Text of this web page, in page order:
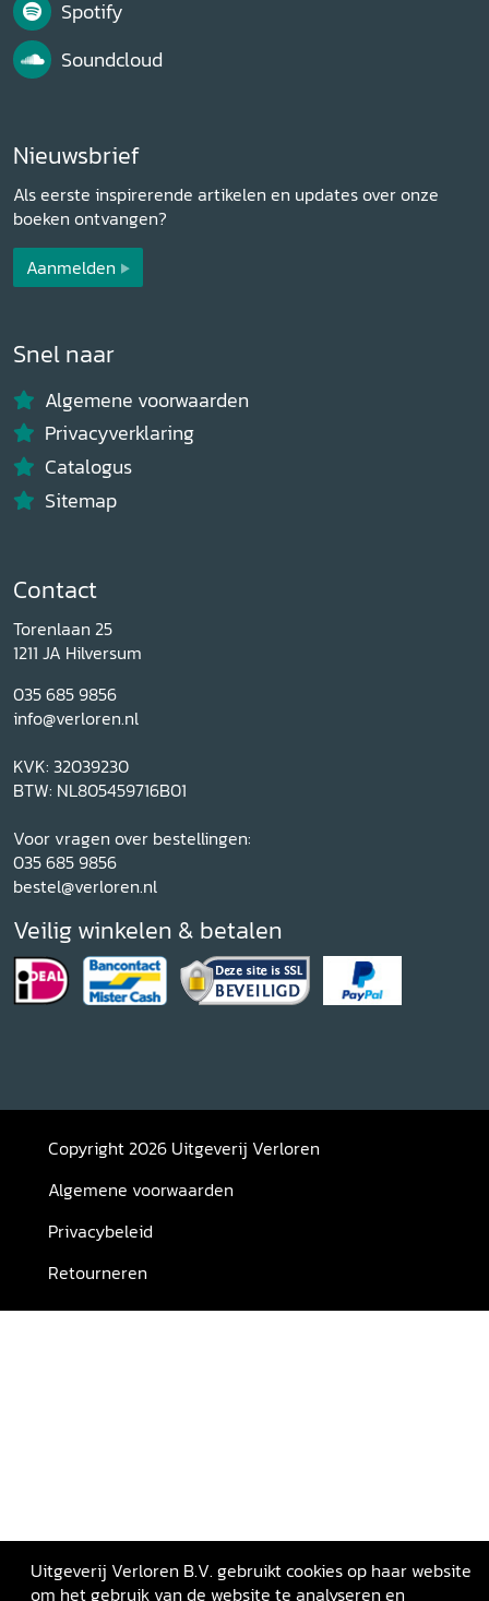
Spotify
Soundcloud
Nieuwsbrief
Als eerste inspirerende artikelen en updates over onze
boeken ontvangen?
Aanmelden
Snel naar
Algemene voorwaarden
Privacyverklaring
Catalogus
Sitemap
Contact
Torenlaan 25
1211 JA Hilversum
035 685 9856
info@verloren.nl
KVK: 32039230
BTW: NL805459716B01
Voor vragen over bestellingen:
035 685 9856
bestel@verloren.nl
Veilig winkelen & betalen
Copyright 2026 Uitgeverij Verloren
Algemene voorwaarden
Privacybeleid
Retourneren
Uitgeverij Verloren B.V. gebruikt cookies op haar website
om het gebruik van de website te analyseren en